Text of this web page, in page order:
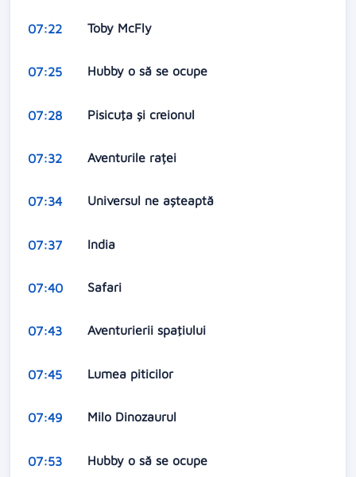
07:22 Toby McFly
07:25 Hubby o să se ocupe
07:28 Pisicuţa şi creionul
07:32 Aventurile raței
07:34 Universul ne aşteaptă
07:37 India
07:40 Safari
07:43 Aventurierii spaţiului
07:45 Lumea piticilor
07:49 Milo Dinozaurul
07:53 Hubby o să se ocupe